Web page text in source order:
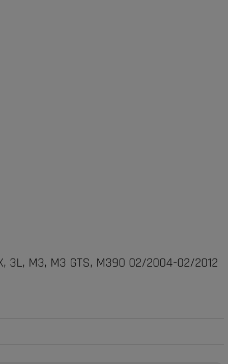
M3, M3 GTS, M390 02/2004-02/2012